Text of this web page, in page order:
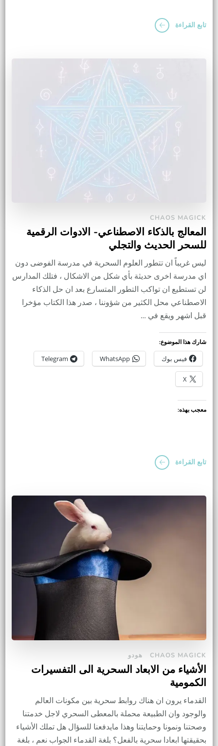
تابع القراءة
CHAOS MAGICK
المعالج بالذكاء الاصطناعي- الادوات الرقمية
للسحر الحديث والتجلي
ليس غريباً ان تتطور العلوم السحرية في مدرسة الفوضى دون
اي مدرسة اخرى حديثة بأي شكل من الاشكال ، فتلك المدارس
لن تستطيع ان تواكب التطور المتسارع بعد ان حل الذكاء
الاصطناعي محل الكثير من شؤوننا ، صدر هذا الكتاب مؤخرا
قبل اشهر ويقع في …
شارك هذا الموضوع:
فيس بوك WhatsApp
Telegram
X
معجب بهذه:
تابع القراءة
CHAOS MAGICK هودو
الأشياء من الابعاد السحرية الى التفسيرات
الكمومية
القدماء يرون ان هناك روابط سحرية بين مكونات العالم
والوجود وان الطبيعة محملة بالمعطى السحري لاجل خدمتنا
وصحتنا ونمونا وحمايتنا وهذا مايدفعنا للسؤال هل تملك الأشياء
بحقيقتها ابعادا سحرية بالفعل؟ بلغة القدماء الجواب نعم ، بلغة